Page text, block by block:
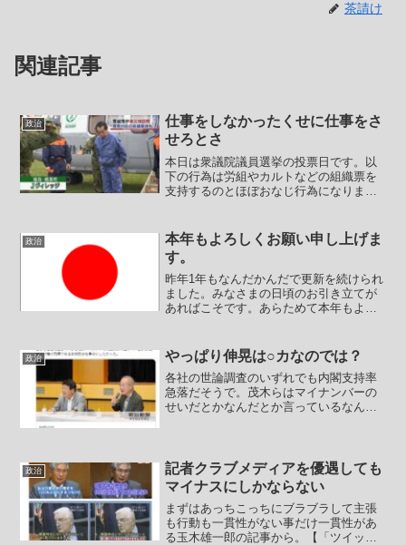
茶請け
関連記事
政治
仕事をしなかったくせに仕事をさ
せろとさ
本日は衆議院議員選挙の投票日です。以
下の行為は労組やカルトなどの組織票を
支持するのとほぼおなじ行為になりま
る）・白票を投じる（前者と同じ、単に
無効票となって組織票の影響力...
政治
本年もよろしくお願い申し上げま
す。
昨年1年もなんだかんだで更新を続けられ
ました。みなさまの日頃のお引き立てが
あればこそです。あらためて本年もよろ
いと思います。昨年の総選挙では小沢一
郎が選挙区で落選しまし...
政治 やっぱり伸晃は○カなのでは？
各社の世論調査のいずれでも内閣支持率
急落だそうで。茂木らはマイナンバーの
せいだとかなんだとか言っているなんて
たし、しょせんは財務...
政治
記者クラブメディアを優遇しても
マイナスにしかならない
まずはあっちこっちにブラブラして主張
も行動も一貫性がない事だけ一貫性があ
る玉木雄一郎の記事から。【「ツイッタ